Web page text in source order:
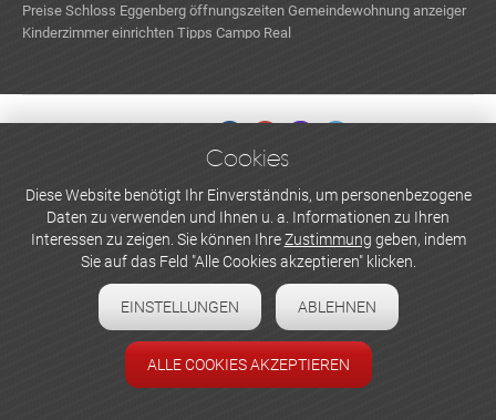
Preise Schloss Eggenberg öffnungszeiten Gemeindewohnung anzeiger
Kinderzimmer einrichten Tipps Campo Real
WERBEN UND INSERIEREN
Newsletter abonnieren
Datenschutzerklärung
Cookie-Einstellungen
Cookies
Diese Website benötigt Ihr Einverständnis, um personenbezogene
Daten zu verwenden und Ihnen u. a. Informationen zu Ihren
Interessen zu zeigen. Sie können IhreZustimmung geben, indem
Sie auf das Feld "Alle Cookies akzeptieren" klicken.
EINSTELLUNGEN ABLEHNEN
ALLE COOKIES AKZEPTIEREN